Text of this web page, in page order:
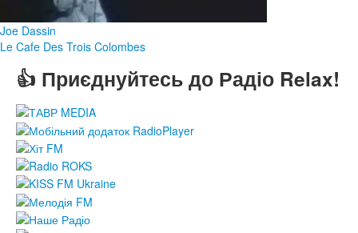
Joe Dassin
Le Cafe Des Trois Colombes
👍 Приєднуйтесь до Радіо Relax!